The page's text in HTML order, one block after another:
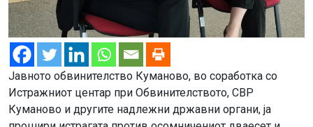
Јавното обвинителство Куманово, во соработка со
Истражниот центар при Обвинителството, СВР
Куманово и другите надлежни државни органи, ја